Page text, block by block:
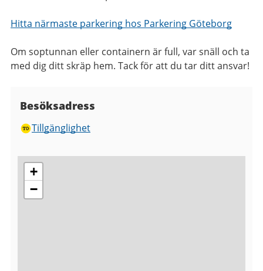
Hitta närmaste parkering hos Parkering Göteborg
Om soptunnan eller containern är full, var snäll och ta
med dig ditt skräp hem. Tack för att du tar ditt ansvar!
Besöksadress
Tillgänglighet
+
−